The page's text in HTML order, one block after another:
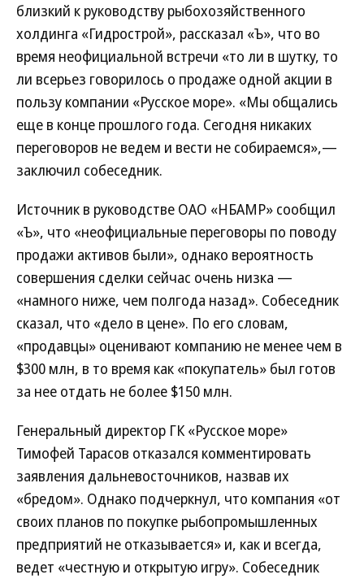
близкий к руководству рыбохозяйственного
холдинга «Гидрострой», рассказал «Ъ», что во
время неофициальной встречи «то ли в шутку, то
ли всерьез говорилось о продаже одной акции в
пользу компании «Русское море». «Мы общались
еще в конце прошлого года. Сегодня никаких
переговоров не ведем и вести не собираемся»,—
заключил собеседник.
Источник в руководстве ОАО «НБАМР» сообщил
«Ъ», что «неофициальные переговоры по поводу
продажи активов были», однако вероятность
совершения сделки сейчас очень низка —
«намного ниже, чем полгода назад». Собеседник
сказал, что «дело в цене». По его словам,
«продавцы» оценивают компанию не менее чем в
$300 млн, в то время как «покупатель» был готов
за нее отдать не более $150 млн.
Генеральный директор ГК «Русское море»
Тимофей Тарасов отказался комментировать
заявления дальневосточников, назвав их
«бредом». Однако подчеркнул, что компания «от
своих планов по покупке рыбопромышленных
предприятий не отказывается» и, как и всегда,
ведет «честную и открытую игру». Собеседник